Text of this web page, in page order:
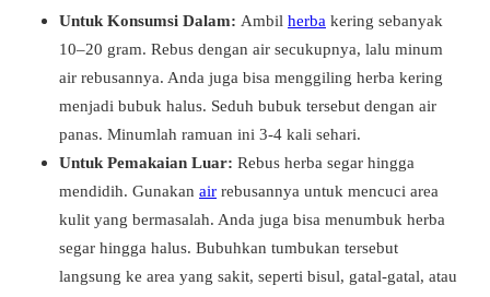
Untuk Konsumsi Dalam: Ambil herba kering sebanyak
10–20 gram. Rebus dengan air secukupnya, lalu minum
air rebusannya. Anda juga bisa menggiling herba kering
menjadi bubuk halus. Seduh bubuk tersebut dengan air
panas. Minumlah ramuan ini 3-4 kali sehari.
Untuk Pemakaian Luar: Rebus herba segar hingga
mendidih. Gunakan air rebusannya untuk mencuci area
kulit yang bermasalah. Anda juga bisa menumbuk herba
segar hingga halus. Bubuhkan tumbukan tersebut
langsung ke area yang sakit, seperti bisul, gatal-gatal, atau